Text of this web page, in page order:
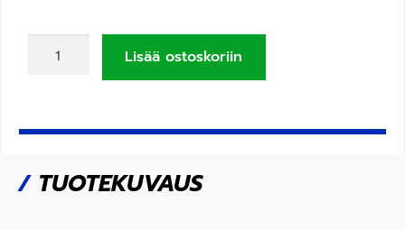
Lisää ostoskoriin
/TUOTEKUVAUS